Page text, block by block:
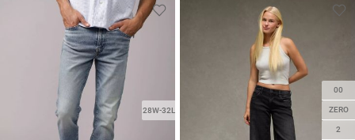
00
ZERO
2
28W-32L